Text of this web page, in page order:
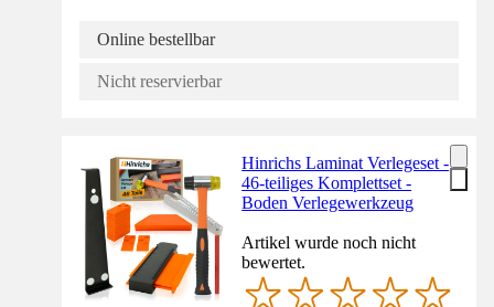
Online bestellbar
Nicht reservierbar
Hinrichs Laminat Verlegeset -
46-teiliges Komplettset -
Boden Verlegewerkzeug
Artikel wurde noch nicht
bewertet.